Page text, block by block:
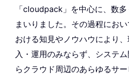
「cloudpack」を中心に、数
まいりました。その過程にお
おける知見やノウハウにより
入・運用のみならず、システ
らクラウド周辺のあらゆるサ